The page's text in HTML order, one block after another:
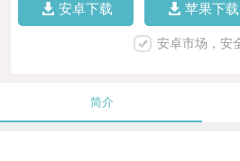
安卓下载 苹果下载
安卓市场，安
简介